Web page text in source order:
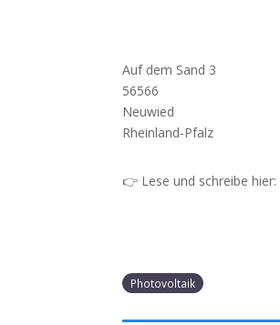
Auf dem Sand 3
56566
Neuwied
Rheinland-Pfalz
👉 Lese und schreibe hier:
Photovoltaik